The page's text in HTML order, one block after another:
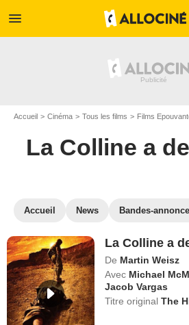
menu
Accueil Cinéma Tous les films Films
La Colline a
Accueil News Bandes-
La Colline a
De Martin Weisz
Avec Michael
Jacob Vargas
Titre originalThe